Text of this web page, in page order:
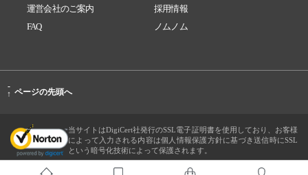
運営会社のご案内
採用情報
FAQ
ノムノム
-
↑ ページの先頭へ
当サイトはDigiCert社発行のSSL電子証明書を使用しており、お客様
によって入力される内容は個人情報保護方針に基づき送信時にSSL
という暗号化技術によって保護されます。